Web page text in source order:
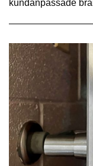
kundanpassade